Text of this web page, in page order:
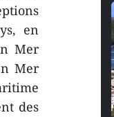
​en
Mer
Mer
des